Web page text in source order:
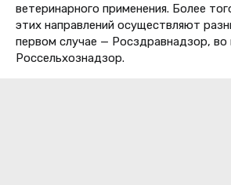
ветеринарного применения. Более
этих направлений осуществляют
первом случае — Росздравнадзор,
Россельхознадзор.